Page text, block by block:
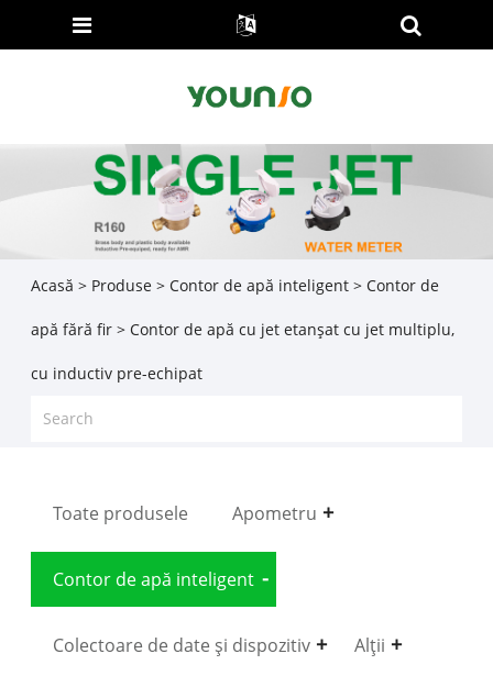
Acasă > Produse> Contor de apă inteligent> Contor de
apă fără fir> Contor de apă cu jet etanșat cu jet multiplu,
cu inductiv pre-echipat
Toate produsele Apometru
Contor de apă inteligent
Colectoare de date și dispozitiv Alții